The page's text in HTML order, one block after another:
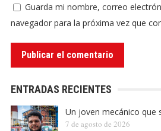
Guarda mi nombre, correo
navegador para la próxima vez que
ENTRADAS RECIENTES
Un joven mecánico que
7 de agosto de 2026